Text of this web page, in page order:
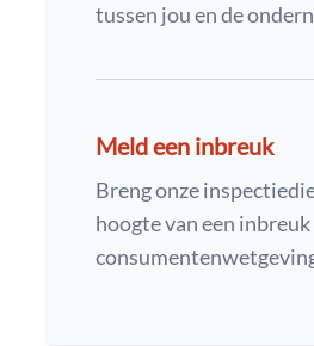
tussen jou en de
Meld een inbreuk
Breng onze
hoogte van een inbreuk